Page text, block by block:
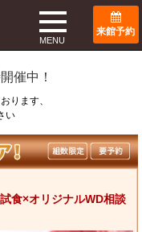
MENU
来館予約
催中！
ります、
い
食×オリジナルWD相談